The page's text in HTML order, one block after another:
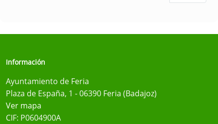
Información
Ayuntamiento de Feria
Plaza de España, 1 - 06390 Feria (Badajoz)
Ver mapa
CIF: P0604900A